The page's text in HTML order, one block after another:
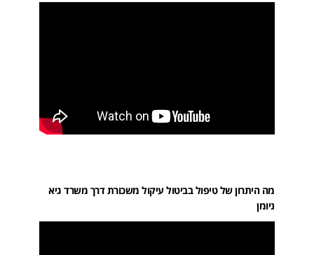
מה היתרון של טיפול בביטול עיקול משכורת דרך משרד גיא
ניומן